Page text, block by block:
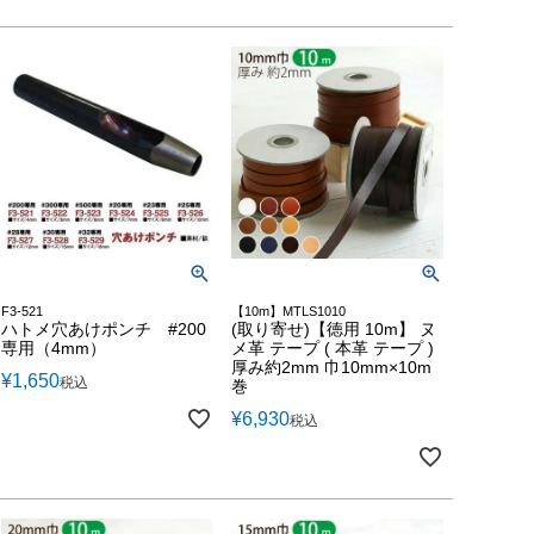
F3-521
ハトメ穴あけポンチ #200
専用（4mm）
¥1,650税込
【10m】MTLS1010
(取り寄せ)【徳用 10m】 ヌ
メ革 テープ ( 本革 テープ )
厚み約2mm 巾10mm×10m
巻
¥6,930税込